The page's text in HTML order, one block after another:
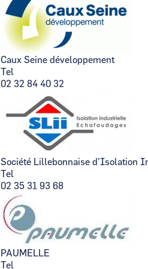
Caux Seine développement
Tel
02 32 84 40 32
Société Lillebonnaise d'Isolation
Tel
02 35 31 93 68
PAUMELLE
Tel